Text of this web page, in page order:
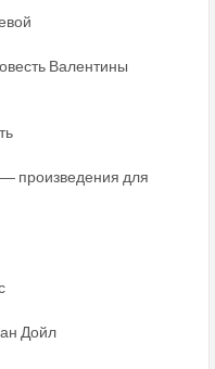
Валентины
произведения для
Дойл